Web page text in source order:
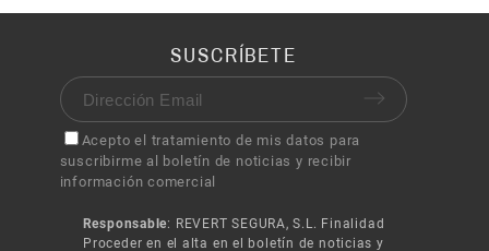
SUSCRÍBETE
Acepto el tratamiento de mis datos para
suscribirme al boletín de noticias y recibir
información comercial
Responsable: REVERT SEGURA, S.L. Finalidad
Proceder en el alta en el boletín de noticias y